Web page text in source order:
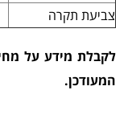
צביעת תקרה
לקבלת מידע על
המעודכן.